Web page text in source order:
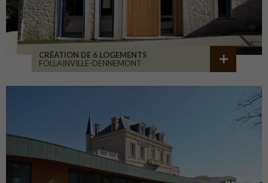
CRÉATION DE 6 LOGEMENTS
FOLLAINVILLE-DENNEMONT